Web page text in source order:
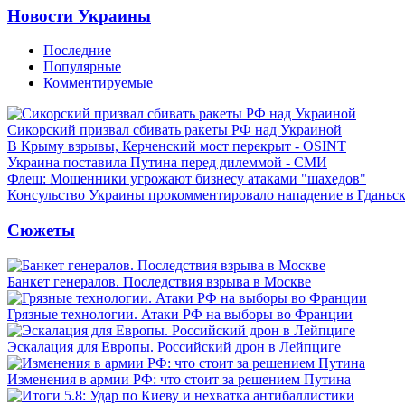
Новости Украины
Последние
Популярные
Комментируемые
Сикорский призвал сбивать ракеты РФ над Украиной
В Крыму взрывы, Керченский мост перекрыт - OSINT
Украина поставила Путина перед дилеммой - СМИ
Флеш: Мошенники угрожают бизнесу атаками "шахедов"
Консульство Украины прокомментировало нападение в
Сюжеты
Банкет генералов. Последствия взрыва в Москве
Грязные технологии. Атаки РФ на выборы во Франции
Эскалация для Европы. Российский дрон в Лейпциге
Изменения в армии РФ: что стоит за решением Путина